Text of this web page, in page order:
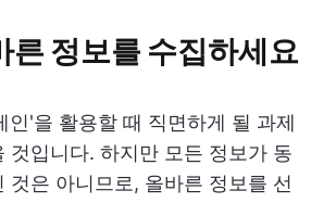
른 정보를 수집하세요
인'을 활용할 때 직면하게 될 과제
것입니다. 하지만 모든 정보가 동
것은 아니므로, 올바른 정보를 선